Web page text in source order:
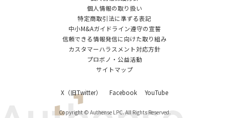
個人情報の取り扱い
特定商取引法に準ずる表記
中小M&Aガイドライン遵守の宣誓
信頼できる情報発信に向けた取り組み
カスタマーハラスメント対応方針
プロボノ・公益活動
サイトマップ
X（旧Twitter） Facebook YouTube
Copyright © Authense LPC. All Rights Reserved.